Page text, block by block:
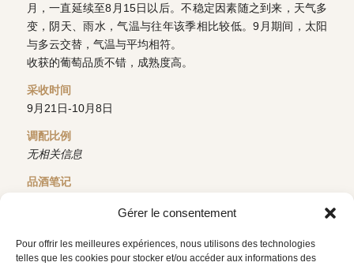
Gérer le consentement
Pour offrir les meilleures expériences, nous utilisons des technologies
telles que les cookies pour stocker et/ou accéder aux informations des
月，一直延续至8月15日以后。不稳定因素随之到来，天气多
变，阴天、雨水，气温与往年该季相比较低。9月期间，太阳
与多云交替，气温与平均相符。
收获的葡萄品质不错，成熟度高。
采收时间
9月21日-10月8日
调配比例
无相关信息
品酒笔记
返回